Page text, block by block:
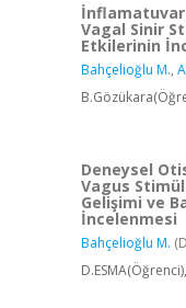
İnflamatuvar
Vagal Sinir
Etkilerinin
Bahçelioğlu M.,
Deneysel
Vagus
Gelişimi ve
İncelenmesi
Bahçelioğlu M.